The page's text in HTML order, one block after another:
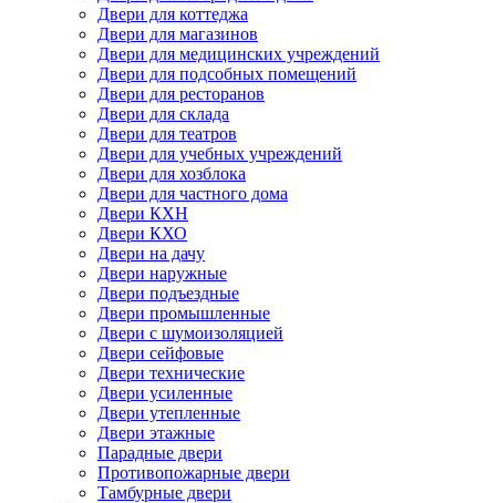
Двери для коттеджа
Двери для магазинов
Двери для медицинских учреждений
Двери для подсобных помещений
Двери для ресторанов
Двери для склада
Двери для театров
Двери для учебных учреждений
Двери для хозблока
Двери для частного дома
Двери КХН
Двери КХО
Двери на дачу
Двери наружные
Двери подъездные
Двери промышленные
Двери с шумоизоляцией
Двери сейфовые
Двери технические
Двери усиленные
Двери утепленные
Двери этажные
Парадные двери
Противопожарные двери
Тамбурные двери